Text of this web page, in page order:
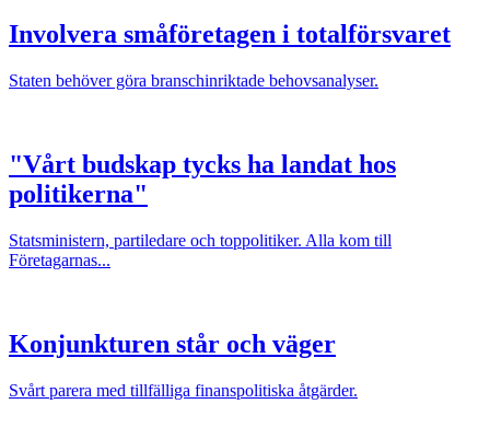
Involvera småföretagen i totalförsvaret
Staten behöver göra branschinriktade behovsanalyser.
"Vårt budskap tycks ha landat hos
politikerna"
Statsministern, partiledare och toppolitiker. Alla kom till
Företagarnas...
Konjunkturen står och väger
Svårt parera med tillfälliga finanspolitiska åtgärder.